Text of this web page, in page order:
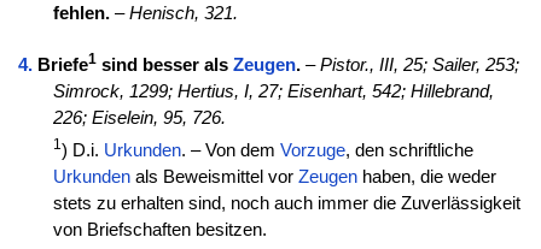
fehlen.–Henisch, 321.
4. Briefe1sind besser als Zeugen.–Pistor., III, 25; Sailer, 253;
Simrock, 1299; Hertius, I, 27; Eisenhart, 542; Hillebrand,
226; Eiselein, 95, 726.
1) D.i. Urkunden. – Von dem Vorzuge, den schriftliche
Urkundenals Beweismittel vor Zeugenhaben, die weder
stets zu erhalten sind, noch auch immer die Zuverlässigkeit
von Briefschaften besitzen.